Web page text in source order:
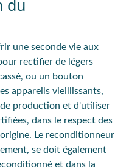
du
une seconde vie aux
rectifier de légers
ou un bouton
appareils vieillissants,
de production et d'utiliser
dans le respect des
Le reconditionneur
se doit également
et dans la